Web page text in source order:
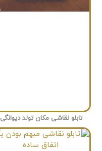
تابلو نقاشی مکان تولد دیوانگی